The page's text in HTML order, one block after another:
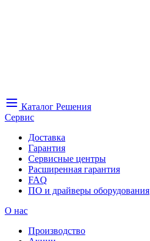
Каталог Решения
Сервис
Доставка
Гарантия
Сервисные центры
Расширенная гарантия
FAQ
ПО и драйверы оборудования
О нас
Производство